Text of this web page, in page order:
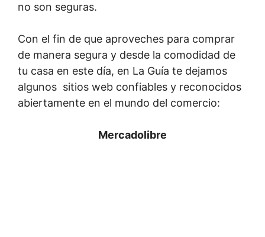
no son seguras.
Con el fin de que aproveches para comprar
de manera segura y desde la comodidad de
tu casa en este día, en La Guía te dejamos
algunos sitios web confiables y reconocidos
abiertamente en el mundo del comercio:
Mercadolibre